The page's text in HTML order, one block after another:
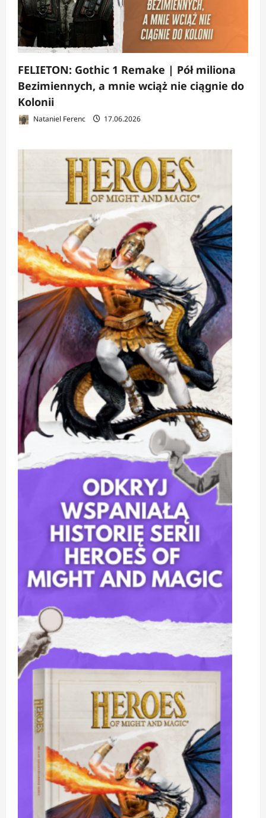
FELIETON: Gothic 1 Remake | Pół miliona
Bezimiennych, a mnie wciąż nie ciągnie do
Kolonii
Nataniel Ferenc 17.06.2026